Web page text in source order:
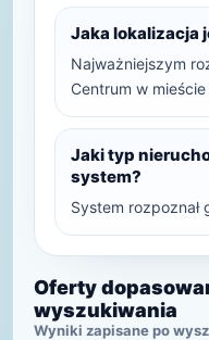
Jaka lokalizacja
Najważniejszym
Centrum w mieście
Jaki typ
system?
System rozpoznał
Oferty
wyszukiwania
Wyniki zapisane po